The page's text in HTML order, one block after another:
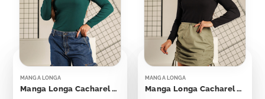
MANGA LONGA
Manga Longa Cacharel Canelada Verde Noturno
MANGA LONGA
Manga Longa Cacharel Canelada Preta